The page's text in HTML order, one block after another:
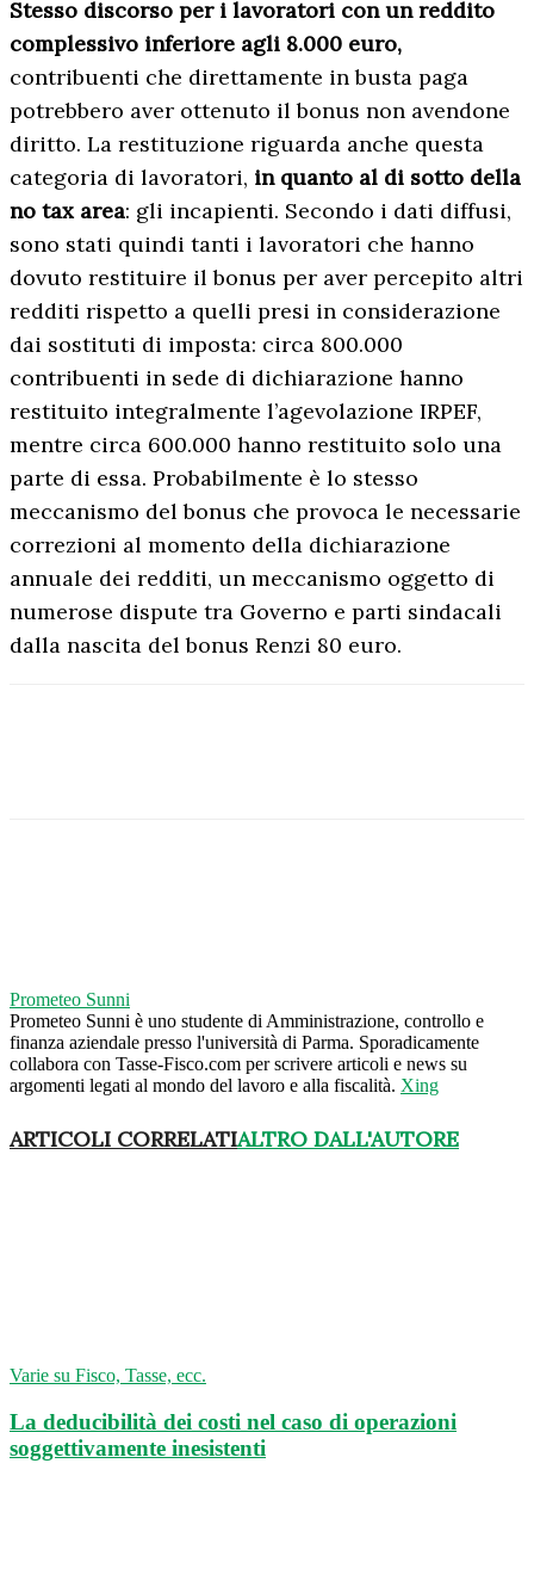
Stesso discorso per i lavoratori con un reddito
complessivo inferiore agli 8.000 euro,
contribuenti che direttamente in busta paga
potrebbero aver ottenuto il bonus non avendone
diritto. La restituzione riguarda anche questa
categoria di lavoratori, in quanto al di sotto della
no tax area: gli incapienti. Secondo i dati diffusi,
sono stati quindi tanti i lavoratori che hanno
dovuto restituire il bonus per aver percepito altri
redditi rispetto a quelli presi in considerazione
dai sostituti di imposta: circa 800.000
contribuenti in sede di dichiarazione hanno
restituito integralmente l’agevolazione IRPEF,
mentre circa 600.000 hanno restituito solo una
parte di essa. Probabilmente è lo stesso
meccanismo del bonus che provoca le necessarie
correzioni al momento della dichiarazione
annuale dei redditi, un meccanismo oggetto di
numerose dispute tra Governo e parti sindacali
dalla nascita del bonus Renzi 80 euro.
Prometeo Sunni
Prometeo Sunni è uno studente di Amministrazione, controllo e
finanza aziendale presso l'università di Parma. Sporadicamente
collabora con Tasse-Fisco.com per scrivere articoli e news su
argomenti legati al mondo del lavoro e alla fiscalità. Xing
ARTICOLI CORRELATIALTRO DALL'AUTORE
Varie su Fisco, Tasse, ecc.
La deducibilità dei costi nel caso di operazioni
soggettivamente inesistenti